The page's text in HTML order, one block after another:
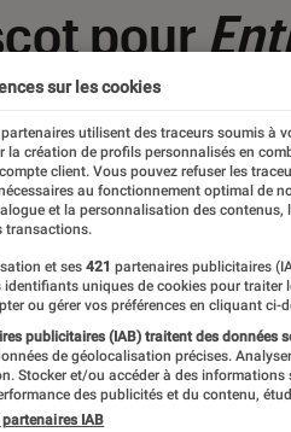
pour
sur les cookies
partenaires utilisent des traceurs soumis à
la création de profils personnalisés en
client. Vous pouvez refuser les
au fonctionnement optimal de
et la personnalisation des contenus,
transactions.
et ses 421 partenaires publicitaires
identifiants uniques de cookies pour traiter
ou gérer vos préférences en cliquant
publicitaires (IAB) traitent des données
de géolocalisation précises.
Stocker et/ou accéder à des
des publicités et du contenu,
IAB